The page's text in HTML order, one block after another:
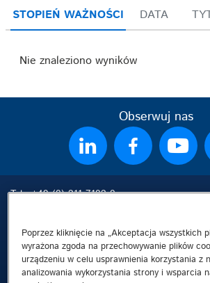
STOPIEŃ WAŻNOŚCI DATA
Nie znaleziono wyników
Obserwuj nas
Tel.: +49 (0) 211 7102-0
E-Mail: info@demagcranes.com
Informacje o firmie
Poprzez kliknięcie na „Akceptacja wszystkich
wyrażona zgoda na przechowywanie plików
urządzeniu w celu usprawnienia korzystania z
analizowania wykorzystania strony i wsparcia